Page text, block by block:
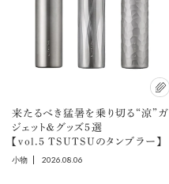
来たるべき猛暑を乗り切る“涼”ガ
ジェット＆グッズ5選
【vol.5 TSUTSUのタンブラー】
小物 2026.08.06